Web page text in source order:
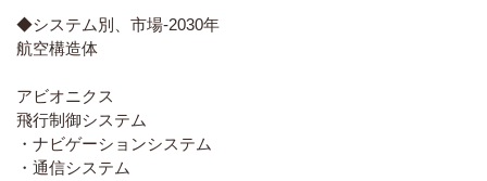
◆システム別、市場-2030年
航空構造体
アビオニクス
飛行制御システム
・ナビゲーションシステム
・通信システム